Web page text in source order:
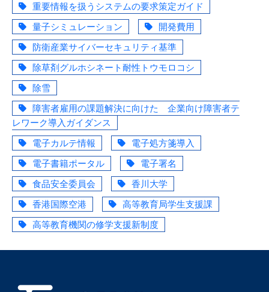
重要情報を扱うシステムの要求策定ガイド
量子シミュレーション
開発費用
防衛産業サイバーセキュリティ基準
除草剤グルホシネート耐性トウモロコシ
除雪
障害者雇用の課題解決に向けた 企業向け障害者テ
レワーク導入ガイダンス
電子カルテ情報
電子処方箋導入
電子書籍ポータル
電子署名
食品安全委員会
香川大学
香港国際空港
高等教育局学生支援課
高等教育機関の修学支援新制度